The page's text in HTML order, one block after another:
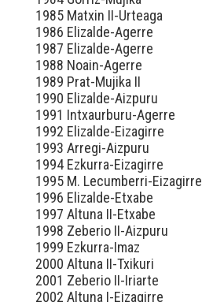
1985 Matxin II-Urteaga
1986 Elizalde-Agerre
1987 Elizalde-Agerre
1988 Noain-Agerre
1989 Prat-Mujika II
1990 Elizalde-Aizpuru
1991 Intxaurburu-Agerre
1992 Elizalde-Eizagirre
1993 Arregi-Aizpuru
1994 Ezkurra-Eizagirre
1995 M. Lecumberri-Eizagirre
1996 Elizalde-Etxabe
1997 Altuna II-Etxabe
1998 Zeberio II-Aizpuru
1999 Ezkurra-Imaz
2000 Altuna II-Txikuri
2001 Zeberio II-Iriarte
2002 Altuna I-Eizagirre